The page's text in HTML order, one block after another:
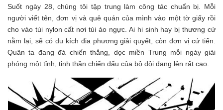
Suốt ngày 28, chúng tôi tập trung làm công tác chuẩn bị. Mỗi
người viết tên, đơn vị và quê quán của mình vào một tờ giấy rồi
cho vào túi nylon cất nơi túi áo ngực. Ai hi sinh hay bị thương cứ
nằm lại, sẽ có du kích địa phương giải quyết, còn đơn vị cứ tiến.
Quân ta đang đà chiến thắng, dọc miền Trung mỗi ngày giải
phóng một tỉnh, tinh thần chiến đấu của bộ đội đang lên rất cao.